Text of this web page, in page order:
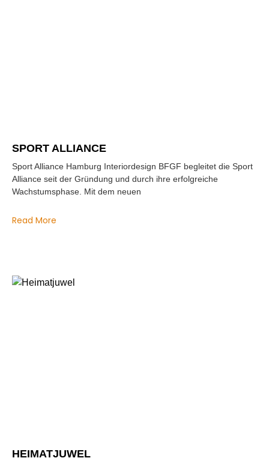
SPORT ALLIANCE
Sport Alliance Hamburg Interiordesign BFGF begleitet die Sport
Alliance seit der Gründung und durch ihre erfolgreiche
Wachstumsphase. Mit dem neuen
Read More
HEIMATJUWEL